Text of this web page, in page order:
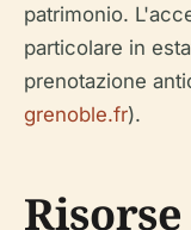
patrimonio.
particolare in
prenotazione
grenoble.fr).